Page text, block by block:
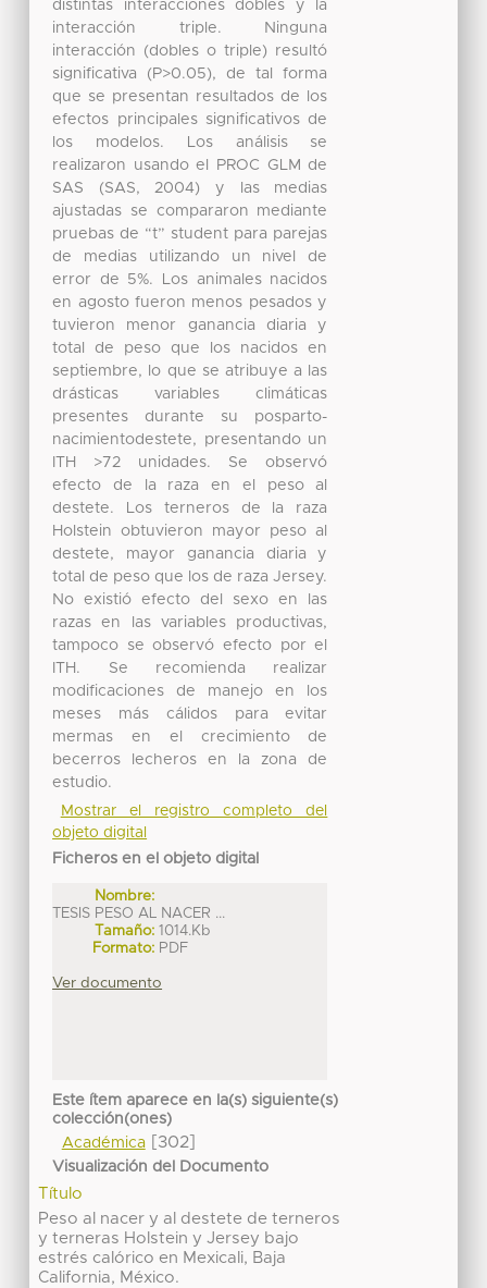
distintas interacciones dobles y la
interacción triple. Ninguna
interacción (dobles o triple) resultó
significativa (P>0.05), de tal forma
que se presentan resultados de los
efectos principales significativos de
los modelos. Los análisis se
realizaron usando el PROC GLM de
SAS (SAS, 2004) y las medias
ajustadas se compararon mediante
pruebas de “t” student para parejas
de medias utilizando un nivel de
error de 5%. Los animales nacidos
en agosto fueron menos pesados y
tuvieron menor ganancia diaria y
total de peso que los nacidos en
septiembre, lo que se atribuye a las
drásticas variables climáticas
presentes durante su posparto-
nacimientodestete, presentando un
ITH >72 unidades. Se observó
efecto de la raza en el peso al
destete. Los terneros de la raza
Holstein obtuvieron mayor peso al
destete, mayor ganancia diaria y
total de peso que los de raza Jersey.
No existió efecto del sexo en las
razas en las variables productivas,
tampoco se observó efecto por el
ITH. Se recomienda realizar
modificaciones de manejo en los
meses más cálidos para evitar
mermas en el crecimiento de
becerros lecheros en la zona de
estudio.
Mostrar el registro completo del
objeto digital
Ficheros en el objeto digital
Nombre:
TESIS PESO AL NACER ...
Tamaño: 1014.Kb
Formato: PDF
Ver documento
Este ítem aparece en la(s) siguiente(s)
colección(ones)
Académica[302]
Visualización del Documento
Título
Peso al nacer y al destete de terneros
y terneras Holstein y Jersey bajo
estrés calórico en Mexicali, Baja
California, México.